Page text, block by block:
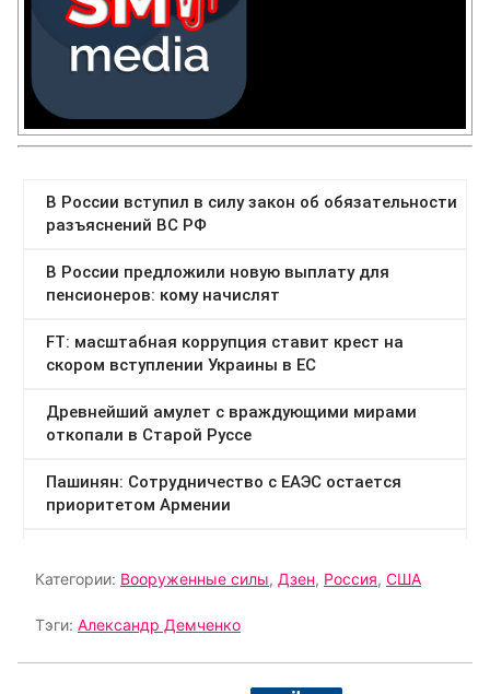
Категории: Вооруженные силы, Дзен, Россия, США
Тэги: Александр Демченко